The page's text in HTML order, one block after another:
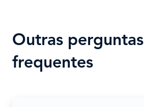
Outras perguntas
frequentes